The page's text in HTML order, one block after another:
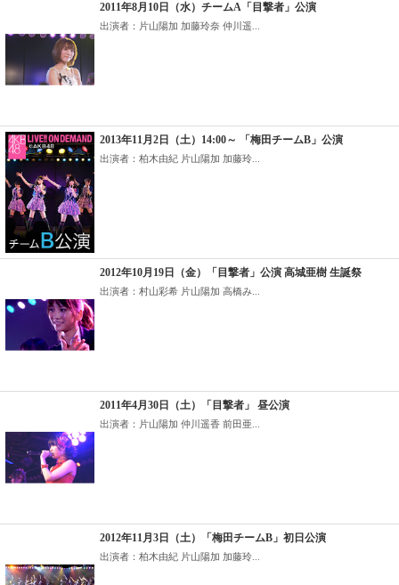
2011年8月10日（水）チームA「目撃者」公演
出演者：片山陽加 加藤玲奈 仲川遥...
2013年11月2日（土）14:00～ 「梅田チームB」公演
出演者：柏木由紀 片山陽加 加藤玲...
2012年10月19日（金）「目撃者」公演 高城亜樹 生誕祭
出演者：村山彩希 片山陽加 高橋み...
2011年4月30日（土）「目撃者」 昼公演
出演者：片山陽加 仲川遥香 前田亜...
2012年11月3日（土）「梅田チームB」初日公演
出演者：柏木由紀 片山陽加 加藤玲...